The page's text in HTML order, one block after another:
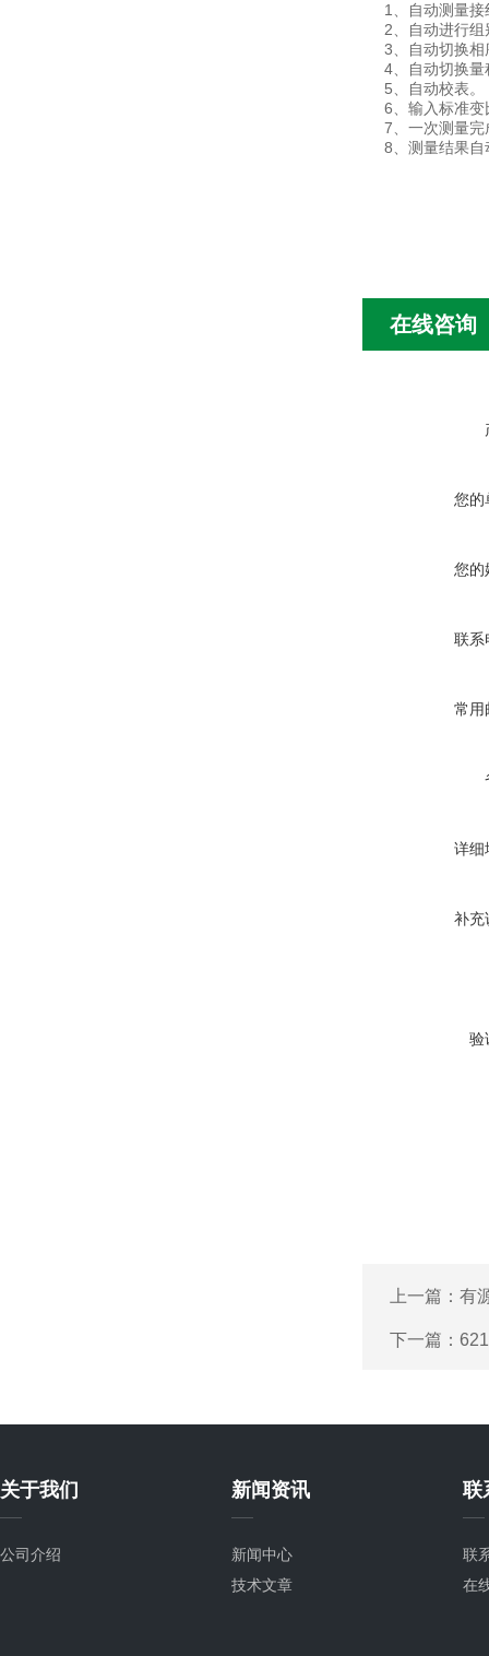
1、自动测量接
2、自动进行
3、自动切换相
4、自动切换量
5、自动校表。
6、输入标准
7、一次测量
8、测量结果
在线咨询
您的
您的
联系
常用
详细
补充
验
上一篇： 有
下一篇：
关于我们
公司介绍
新闻资讯
新闻中心
技术文章
联
联
在